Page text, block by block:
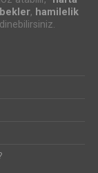
, hamilelik